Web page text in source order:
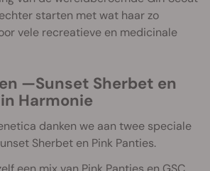
starten met wat haar zo
vele recreatieve en medicinale
—Sunset Sherbet en
Harmonie
danken we aan twee speciale
Sherbet en Pink Panties.